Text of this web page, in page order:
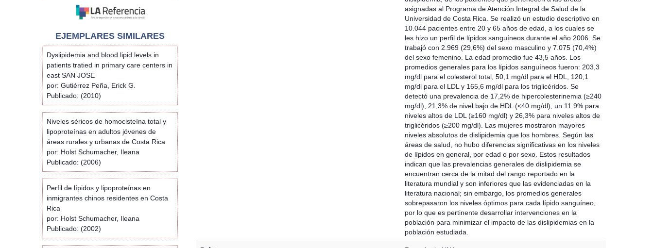
asignadas al Programa de Atención Integral de Salud de la
Universidad de Costa Rica. Se realizó un estudio descriptivo en
10.044 pacientes entre 20 y 65 años de edad, a los cuales se
les hizo un perfil de lípidos sanguíneos durante el año 2006. Se
trabajó con 2.969 (29,6%) del sexo masculino y 7.075 (70,4%)
del sexo femenino. La edad promedio fue 43,5 años. Los
promedios generales para los lípidos sanguíneos fueron: 203,3
mg/dl para el colesterol total, 50,1 mg/dl para el HDL, 120,1
mg/dl para el LDL y 165,6 mg/dl para los triglicéridos. Se
detectó una prevalencia de 17,2% de hipercolesterinemia (≥240
mg/dl), 21,3% de nivel bajo de HDL (<40 mg/dl), un 11.9% para
niveles altos de LDL (≥160 mg/dl) y 26,3% para niveles altos de
triglicéridos (≥200 mg/dl). Las mujeres mostraron mayores
niveles absolutos de dislipidemia que los hombres. Según las
áreas de salud, no hubo diferencias significativas en los niveles
de lípidos en general, por edad o por sexo. Estos resultados
indican que las prevalencias generales de dislipidemia se
encuentran cerca de la mitad del rango reportado en la
literatura mundial y son inferiores que las evidenciadas en la
literatura nacional; sin embargo, los promedios generales
sobrepasaron los niveles óptimos para cada lípido sanguíneo,
por lo que es pertinente desarrollar intervenciones en la
población para minimizar el impacto de las dislipidemias en la
población estudiada.
EJEMPLARES SIMILARES
Dyslipidemia and blood lipid levels in
patients tratied in primary care centers in
east SAN JOSE
por: Gutiérrez Peña, Erick G.
Publicado: (2010)
Niveles séricos de homocisteína total y
lipoproteínas en adultos jóvenes de
áreas rurales y urbanas de Costa Rica
por: Holst Schumacher, Ileana
Publicado: (2006)
Perfil de lípidos y lipoproteínas en
inmigrantes chinos residentes en Costa
Rica
por: Holst Schumacher, Ileana
Publicado: (2002)